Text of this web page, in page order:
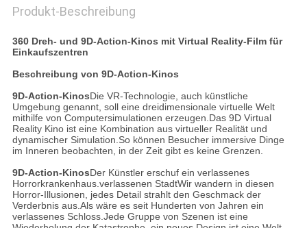
Produkt-Beschreibung
360 Dreh- und 9D-Action-Kinos mit Virtual Reality-Film für
Einkaufszentren
Beschreibung von 9D-Action-Kinos
9D-Action-KinosDie VR-Technologie, auch künstliche
Umgebung genannt, soll eine dreidimensionale virtuelle Welt
mithilfe von Computersimulationen erzeugen.Das 9D Virtual
Reality Kino ist eine Kombination aus virtueller Realität und
dynamischer Simulation.So können Besucher immersive Dinge
im Inneren beobachten, in der Zeit gibt es keine Grenzen.
9D-Action-KinosDer Künstler erschuf ein verlassenes
Horrorkrankenhaus.verlassenen StadtWir wandern in diesen
Horror-Illusionen, jedes Detail strahlt den Geschmack der
Verderbnis aus.Als wäre es seit Hunderten von Jahren ein
verlassenes Schloss.Jede Gruppe von Szenen ist eine